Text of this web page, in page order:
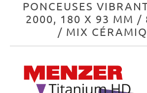
PONCEUSES
2000, 180 X 93 MM /
/ MIX
Ignorer la galerie d'images